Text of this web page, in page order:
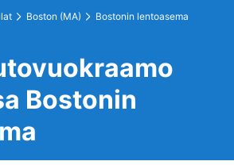
Boston (MA)
Bostonin lentoasema
Bostonin